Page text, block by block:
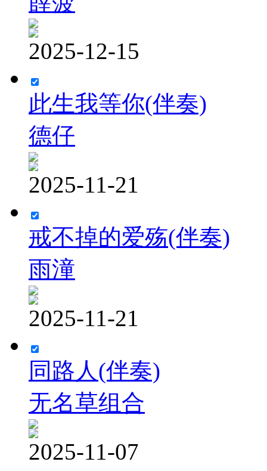
2025-12-15
此生我等你(伴奏)
德仔
2025-11-21
戒不掉的爱殇(伴奏)
雨潼
2025-11-21
同路人(伴奏)
无名草组合
2025-11-07